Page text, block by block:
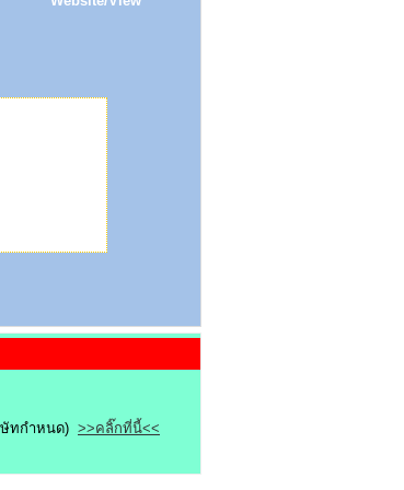
ษัทกำหนด) >>คลิ๊กที่นี้<<